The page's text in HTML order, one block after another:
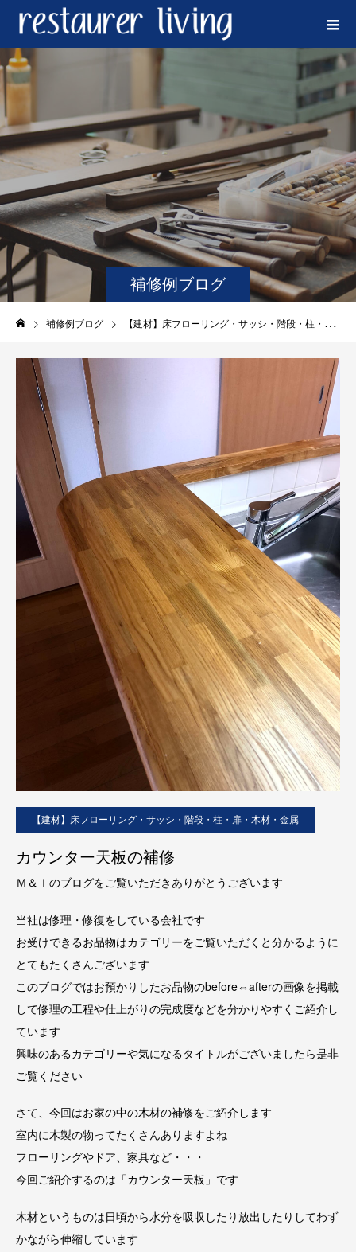
補修例ブログ
補修例ブログ 【建材】床フローリング・サッシ・階段・柱・扉・木材・金属
【建材】床フローリング・サッシ・階段・柱・扉・木材・金属
カウンター天板の補修
Ｍ＆Ｉのブログをご覧いただきありがとうございます
当社は修理・修復をしている会社です
お受けできるお品物はカテゴリーをご覧いただくと分かるように
とてもたくさんございます
このブログではお預かりしたお品物のbefore⇔afterの画像を掲載
して修理の工程や仕上がりの完成度などを分かりやすくご紹介し
ています
興味のあるカテゴリーや気になるタイトルがございましたら是非
ご覧ください
さて、今回はお家の中の木材の補修をご紹介します
室内に木製の物ってたくさんありますよね
フローリングやドア、家具など・・・
今回ご紹介するのは「カウンター天板」です
木材というものは日頃から水分を吸収したり放出したりしてわず
かながら伸縮しています